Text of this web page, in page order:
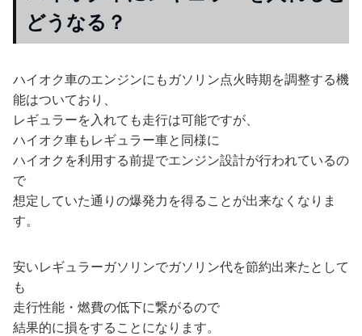
どうなる？
ハイオク車のエンジンにもガソリン点火時期を調整する機
能はついており、
レギュラーを入れても走行は可能ですが、
ハイオク車もレギュラー車と同様に
ハイオクを利用する前提でエンジン設計が行われているの
で
想定していた通りの爆発力を得ることが出来なくなりま
す。
安いレギュラーガソリンでガソリン代を節約出来たとして
も
走行性能・燃費の低下に繋がるので
結果的に損をすることになります。